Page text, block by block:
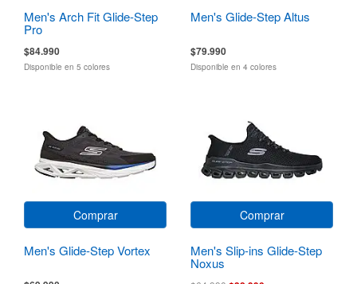
Men's Arch Fit Glide-Step
Pro
$84.990
Disponible en 5 colores
Men's Glide-Step Altus
$79.990
Disponible en 4 colores
Comprar
Men's Glide-Step Vortex
Comprar
Men's Slip-ins Glide-Step
Noxus